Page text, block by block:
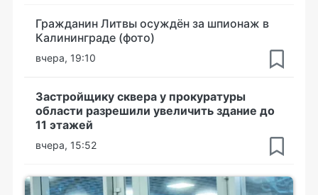
Гражданин Литвы осуждён за шпионаж в
Калининграде (фото)
вчера, 19:10
Застройщику сквера у прокуратуры
области разрешили увеличить здание до
11 этажей
вчера, 15:52